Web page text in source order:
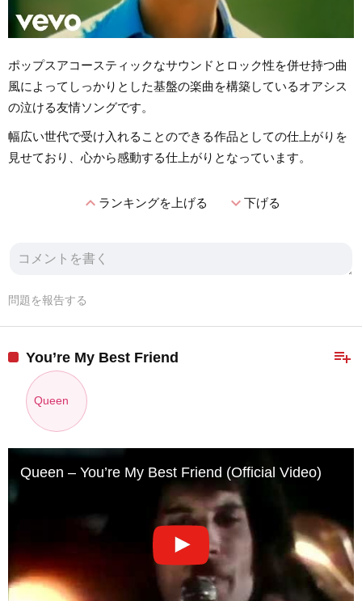
ポップスアコースティックなサウンドとロック性を併せ持つ曲
風によってしっかりとした基盤の楽曲を構築しているオアシス
の泣ける友情ソングです。
幅広い世代で受け入れることのできる作品としての仕上がりを
見せており、心から感動する仕上がりとなっています。
expand_lessランキングを上げる expand_more下げる
問題を報告する
playlist_add
You’re My Best Friend
Queen
Queen – You’re My Best Friend (Official Video)